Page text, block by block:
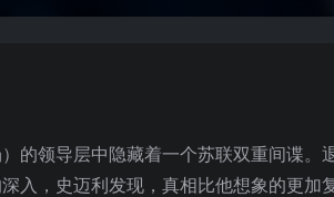
的领导层中隐藏着一个苏联双重间谍。
入，史迈利发现，真相比他想象的更